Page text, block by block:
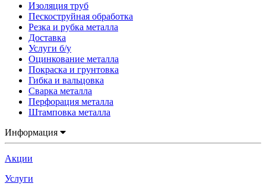
Изоляция труб
Пескоструйная обработка
Резка и рубка металла
Доставка
Услуги б/у
Оцинкование металла
Покраска и грунтовка
Гибка и вальцовка
Сварка металла
Перфорация металла
Штамповка металла
Информация
Акции
Услуги